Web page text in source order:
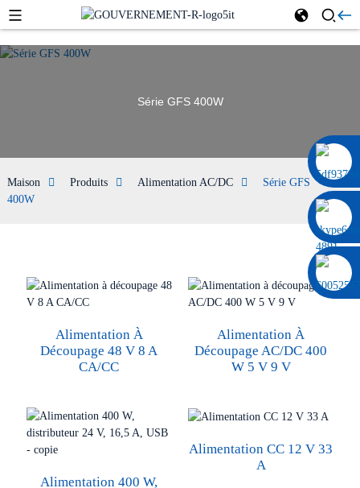
0086 13322920697
Série GFS 400W
Maison Produits Alimentation AC/DC
Série GFS
400W
Alimentation À
Découpage 48 V 8 A
CA/CC
Alimentation À
Découpage AC/DC 400
W 5 V 9 V
Alimentation 400 W,
Alimentation CC 12 V 33
A